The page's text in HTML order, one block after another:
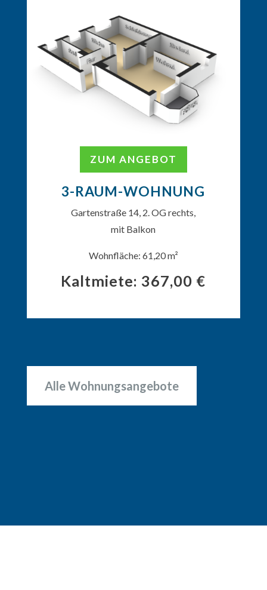
ZUM ANGEBOT
3-RAUM-WOHNUNG
Gartenstraße 14, 2. OG rechts,
mit Balkon
Wohnfläche: 61,20 m²
Kaltmiete: 367,00 €
Alle Wohnungsangebote